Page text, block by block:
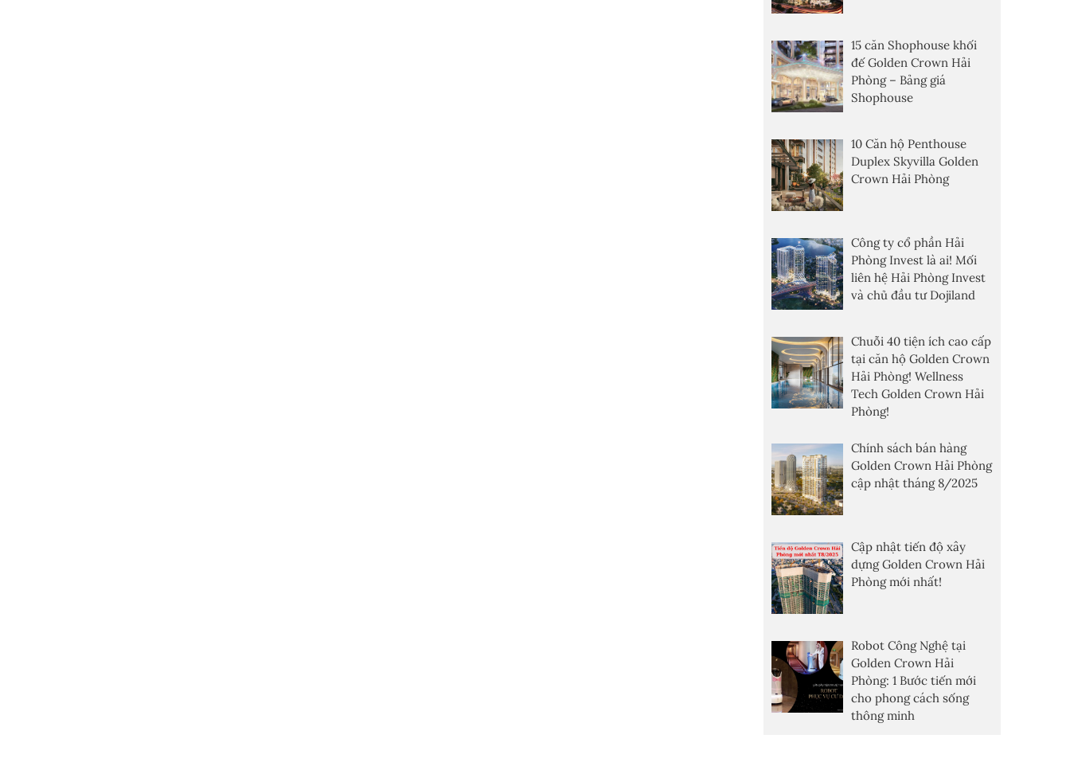
15 căn Shophouse khối
đế Golden Crown Hải
Phòng – Bảng giá
Shophouse
10 Căn hộ Penthouse
Duplex Skyvilla Golden
Crown Hải Phòng
Công ty cổ phần Hải
Phòng Invest là ai! Mối
liên hệ Hải Phòng Invest
và chủ đầu tư Dojiland
Chuỗi 40 tiện ích cao cấp
tại căn hộ Golden Crown
Hải Phòng! Wellness
Tech Golden Crown Hải
Phòng!
Chính sách bán hàng
Golden Crown Hải Phòng
cập nhật tháng 8/2025
Cập nhật tiến độ xây
dựng Golden Crown Hải
Phòng mới nhất!
Robot Công Nghệ tại
Golden Crown Hải
Phòng: 1 Bước tiến mới
cho phong cách sống
thông minh